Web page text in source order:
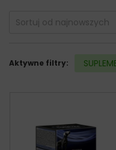
Aktywne filtry: